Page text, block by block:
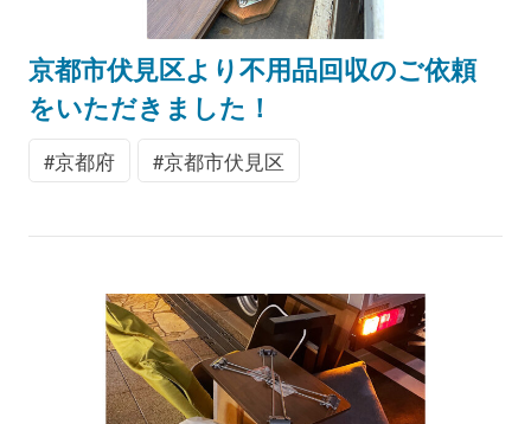
京都市伏見区より不用品回収のご依頼
をいただきました！
京都府 京都市伏見区